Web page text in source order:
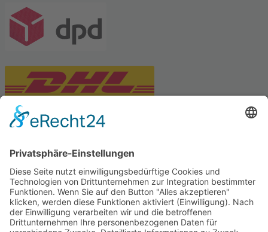
Tekal – Textile Lebensqualität
Exklusive moderne & Orientteppiche
Feuerwerk XXL
Pyrotechnik online bestellen